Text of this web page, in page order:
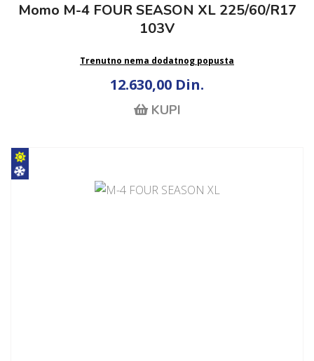
Momo M-4 FOUR SEASON XL 225/60/R17
103V
Trenutno nema dodatnog popusta
12.630,00 Din.
KUPI